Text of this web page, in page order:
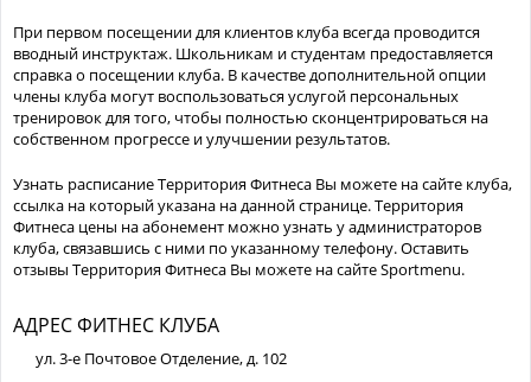
При первом посещении для клиентов клуба всегда проводится
вводный инструктаж. Школьникам и студентам предоставляется
справка о посещении клуба. В качестве дополнительной опции
члены клуба могут воспользоваться услугой персональных
тренировок для того, чтобы полностью сконцентрироваться на
собственном прогрессе и улучшении результатов.
Узнать расписание Территория Фитнеса Вы можете на сайте клуба,
ссылка на который указана на данной странице. Территория
Фитнеса цены на абонемент можно узнать у администраторов
клуба, связавшись с ними по указанному телефону. Оставить
отзывы Территория Фитнеса Вы можете на сайте Sportmenu.
АДРЕС ФИТНЕС КЛУБА
ул. 3-е Почтовое Отделение, д. 102